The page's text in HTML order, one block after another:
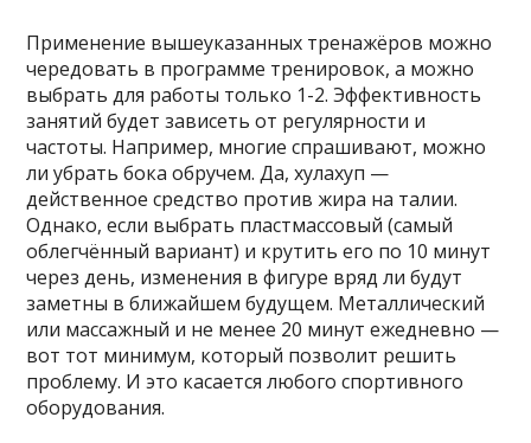
Применение вышеуказанных тренажёров можно
чередовать в программе тренировок, а можно
выбрать для работы только 1-2. Эффективность
занятий будет зависеть от регулярности и
частоты. Например, многие спрашивают, можно
ли убрать бока обручем. Да, хулахуп —
действенное средство против жира на талии.
Однако, если выбрать пластмассовый (самый
облегчённый вариант) и крутить его по 10 минут
через день, изменения в фигуре вряд ли будут
заметны в ближайшем будущем. Металлический
или массажный и не менее 20 минут ежедневно —
вот тот минимум, который позволит решить
проблему. И это касается любого спортивного
оборудования.